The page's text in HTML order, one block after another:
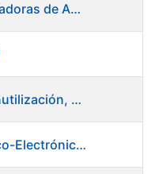
OE 14/24 - Maquinista Cortadoras de Acabado Máquina de Papel
OE 23/24 - Maquinista de Inutilización, Destrucción y Empacado de Papel
OE 11/24 - Oficial 2ª Eléctrico-Electrónico Central